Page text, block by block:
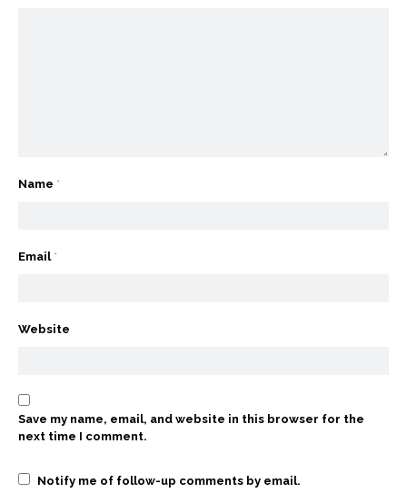
Name *
Email *
Website
Save my name, email, and website in this browser for the
next time I comment.
Notify me of follow-up comments by email.